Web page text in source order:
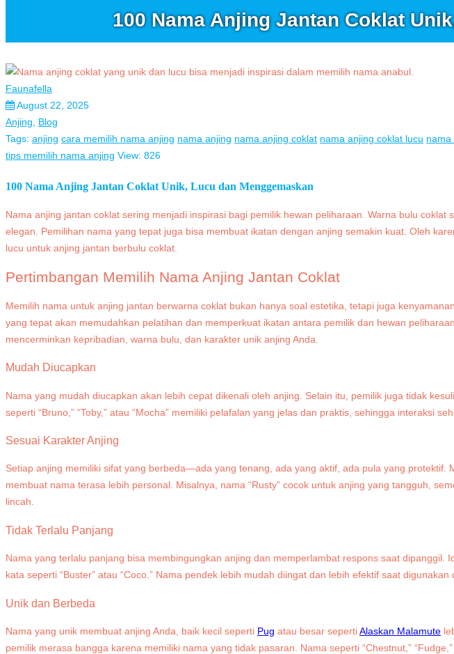
100 Nama Anjing Jantan Coklat
Faunafella
August 22, 2025
Anjing
Blog
Tags: anjing cara memilih nama anjing nama anjing nama anjing coklat nama anjing coklat lucu nama
tips memilih nama anjing View: 826
100 Nama Anjing Jantan Coklat Unik, Lucu dan Menggemaskan
Nama anjing jantan coklat sering menjadi inspirasi bagi pemilik hewan peliharaan. Warna bulu coklat
elegan. Pemilihan nama yang tepat juga bisa membuat ikatan dengan anjing semakin kuat. Oleh
lucu untuk anjing jantan berbulu coklat.
Pertimbangan Memilih Nama Anjing Jantan Coklat
Memilih nama untuk anjing jantan berwarna coklat bukan hanya soal estetika, tetapi juga
yang tepat akan memudahkan pelatihan dan memperkuat ikatan antara pemilik dan hewan
mencerminkan kepribadian, warna bulu, dan karakter unik anjing Anda.
Mudah Diucapkan
Nama yang mudah diucapkan akan lebih cepat dikenali oleh anjing. Selain itu, pemilik juga tidak
seperti “Bruno,” “Toby,” atau “Mocha” memiliki pelafalan yang jelas dan praktis, sehingga interaksi
Sesuai Karakter Anjing
Setiap anjing memiliki sifat yang berbeda—ada yang tenang, ada yang aktif, ada pula yang protektif.
membuat nama terasa lebih personal. Misalnya, nama “Rusty” cocok untuk anjing yang tangguh,
lincah.
Tidak Terlalu Panjang
Nama yang terlalu panjang bisa membingungkan anjing dan memperlambat respons saat dipanggil.
kata seperti “Buster” atau “Coco.” Nama pendek lebih mudah diingat dan lebih efektif saat
Unik dan Berbeda
Nama yang unik membuat anjing Anda, baik kecil seperti Pug atau besar sepertiAlaskan Malamute
pemilik merasa bangga karena memiliki nama yang tidak pasaran. Nama seperti “Chestnut,”